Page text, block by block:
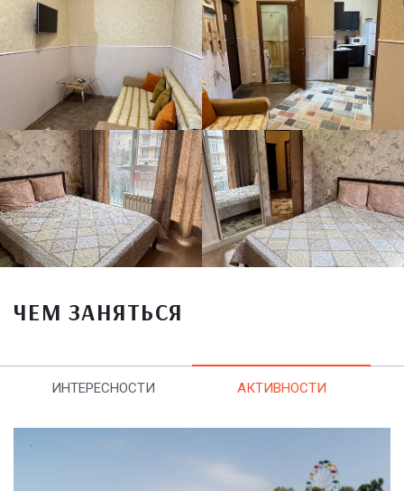
ЧЕМ ЗАНЯТЬСЯ
ИНТЕРЕСНОСТИ АКТИВНОСТИ